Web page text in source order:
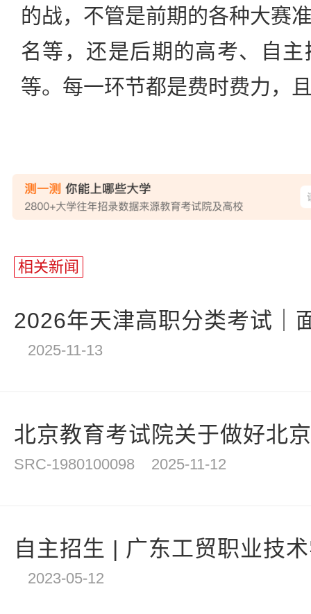
的战，不管是前期的各种大赛
名等，还是后期的高考、自
等。每一环节都是费时费力，
相关新闻
2026年天津高职分类考试｜
2025-11-13
北京教育考试院关于做好北
SRC-1980100098 2025-11-12
自主招生 | 广东工贸职业技
2023-05-12